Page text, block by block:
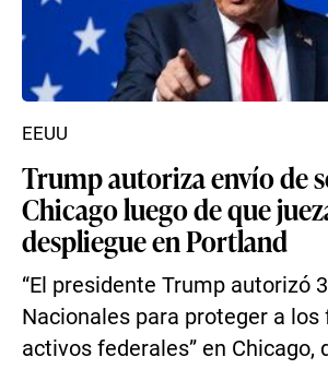
Trump autoriza envío de
Chicago luego de que
despliegue en Portland
“El presidente Trump autorizó
Nacionales para proteger a los
activos federales” en Chicago,
EEUU